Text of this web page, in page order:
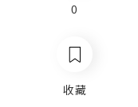
0
收藏